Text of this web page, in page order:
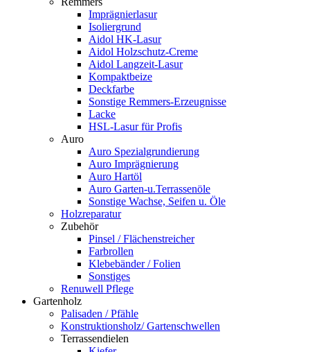
Imprägnierlasur
Isoliergrund
Aidol HK-Lasur
Aidol Holzschutz-Creme
Aidol Langzeit-Lasur
Kompaktbeize
Deckfarbe
Sonstige Remmers-Erzeugnisse
Lacke
HSL-Lasur für Profis
Auro
Auro Spezialgrundierung
Auro Imprägnierung
Auro Hartöl
Auro Garten-u.Terrassenöle
Sonstige Wachse, Seifen u. Öle
Holzreparatur
Zubehör
Pinsel / Flächenstreicher
Farbrollen
Klebebänder / Folien
Sonstiges
Renuwell Pflege
Gartenholz
Palisaden / Pfähle
Konstruktionsholz/ Gartenschwellen
Terrassendielen